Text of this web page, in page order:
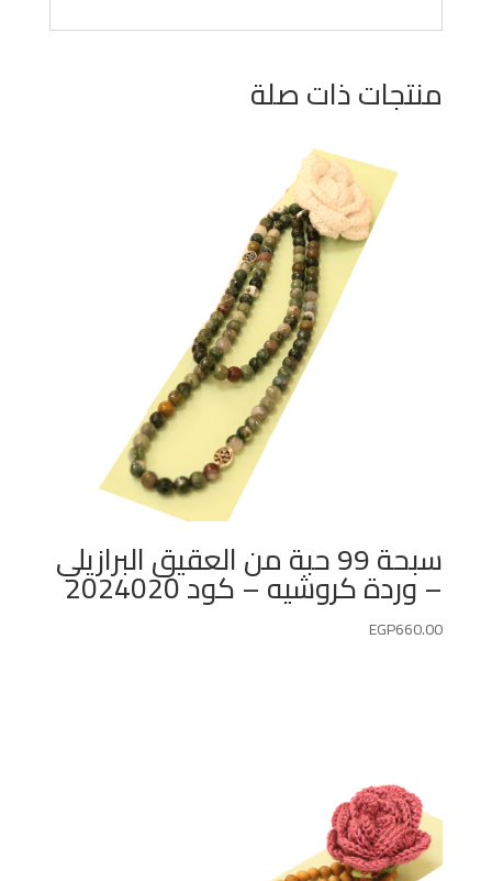
منتجات ذات صلة
سبحة 99 حبة من العقيق البرازيلي
– وردة كروشيه – كود 2024020
EGP660.00